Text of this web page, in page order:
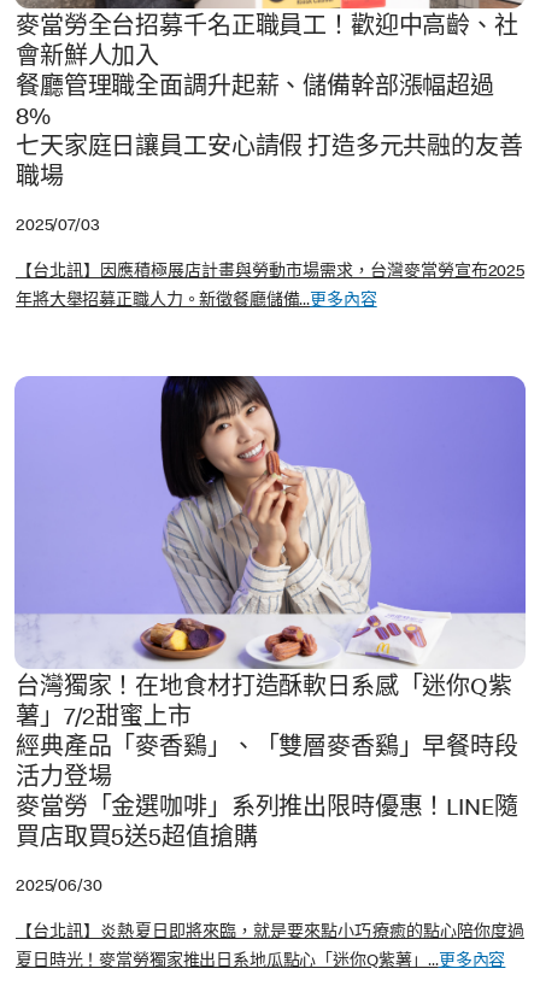
麥當勞全台招募千名正職員工！歡迎中高齡、社
會新鮮人加入
餐廳管理職全面調升起薪、儲備幹部漲幅超過
8%
七天家庭日讓員工安心請假 打造多元共融的友善
職場
2025/07/03
【台北訊】因應積極展店計畫與勞動市場需求，台灣麥當勞宣布2025
年將大舉招募正職人力。新徵餐廳儲備...更多內容
台灣獨家！在地食材打造酥軟日系感「迷你Q紫
薯」7/2甜蜜上市
經典產品「麥香鷄」、「雙層麥香鷄」早餐時段
活力登場
麥當勞「金選咖啡」系列推出限時優惠！LINE隨
買店取買5送5超值搶購
2025/06/30
【台北訊】炎熱夏日即將來臨，就是要來點小巧療癒的點心陪你度過
夏日時光！麥當勞獨家推出日系地瓜點心「迷你Q紫薯」...更多內容